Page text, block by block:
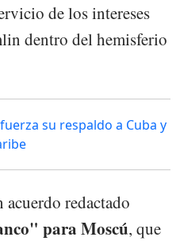
de los intereses
dentro del hemisferio
su respaldo a Cuba y
redactado
para Moscú, que